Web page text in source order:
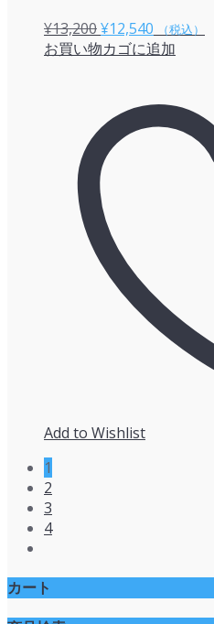
¥13,200元
の
¥13,200
で
し
た。
¥12,540 現
在
格
は
¥12,540
（税込）
お買い物カゴに追加
Add to Wishlist
1
2
3
4
カート